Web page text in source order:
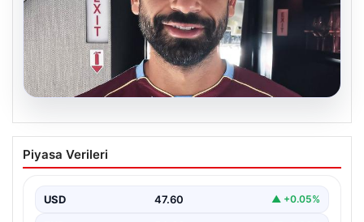
Mohamed Salah daha maça çıkmadan
Victor Osimhen’i solladı!
Piyasa Verileri
USD 47.60 ▲ +0.05%